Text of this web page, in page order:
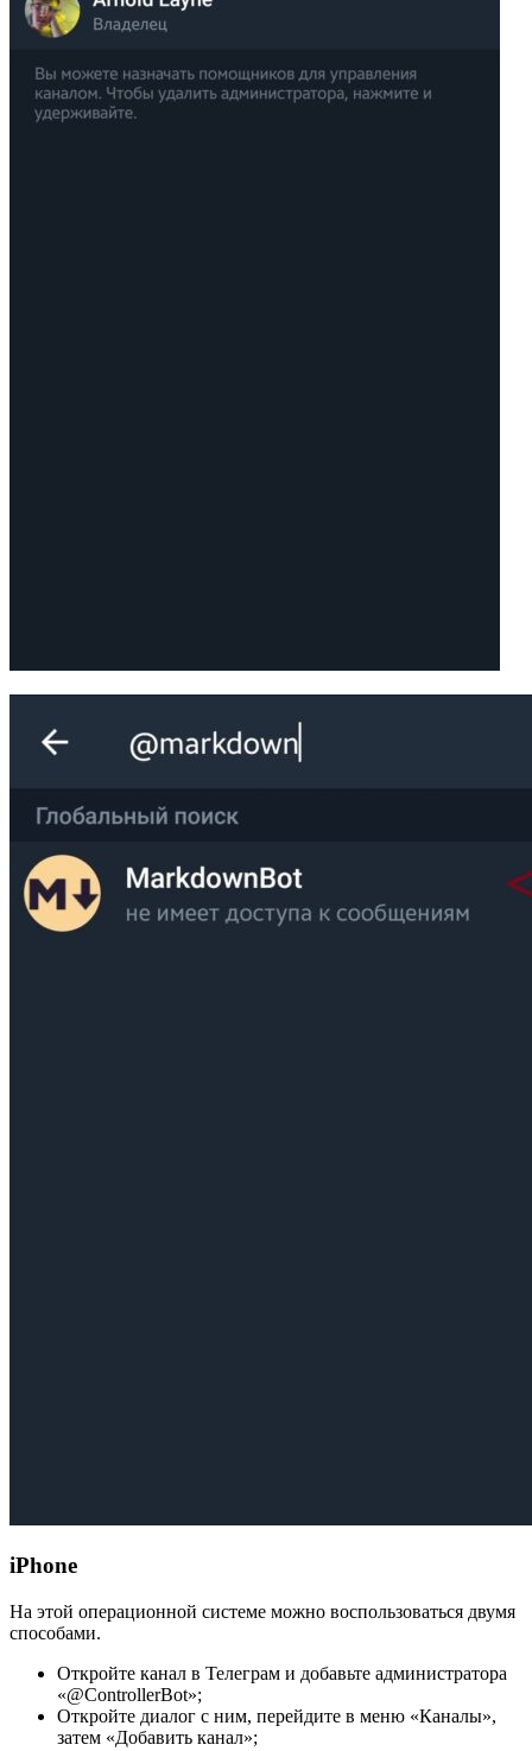
iPhone
На этой операционной системе можно воспользоваться двумя
способами.
Откройте канал в Телеграм и добавьте администратора
«@ControllerBot»;
Откройте диалог с ним, перейдите в меню «Каналы»,
затем «Добавить канал»;